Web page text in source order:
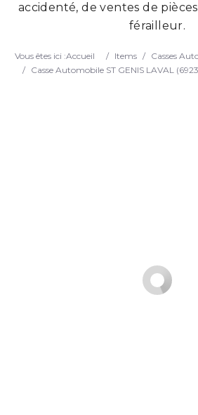
accidenté, de ventes de
férailleur.
Vous êtes ici :Accueil / Items / Casses
/ Casse Automobile ST GENIS LAVAL